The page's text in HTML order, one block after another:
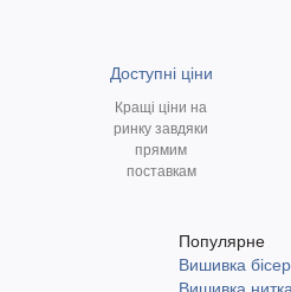
Доступні ціни
Кращі ціни на
ринку завдяки
прямим
поставкам
Популярне
Вишивка